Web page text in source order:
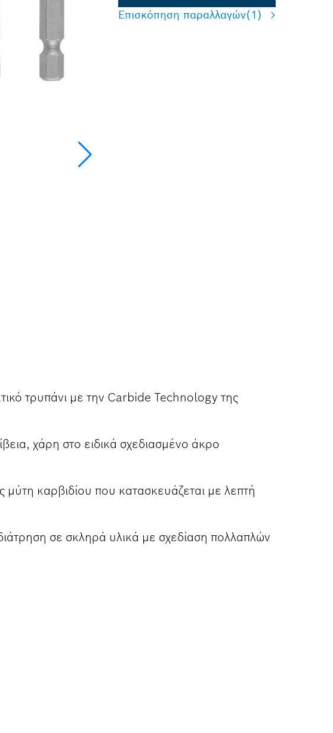
Επισκόπηση παραλλαγών(1)
τρυπάνι με την Carbide Technology της
χάρη στο ειδικά σχεδιασμένο άκρο
καρβιδίου που κατασκευάζεται με λεπτή
σε σκληρά υλικά με σχεδίαση πολλαπλών